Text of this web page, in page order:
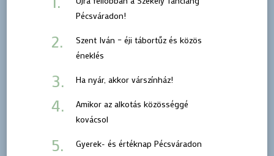
Pécsváradon!
Szent Iván – éji tábortűz és közös
éneklés
Ha nyár, akkor várszínház!
Amikor az alkotás közösséggé
kovácsol
Gyerek- és értéknap Pécsváradon